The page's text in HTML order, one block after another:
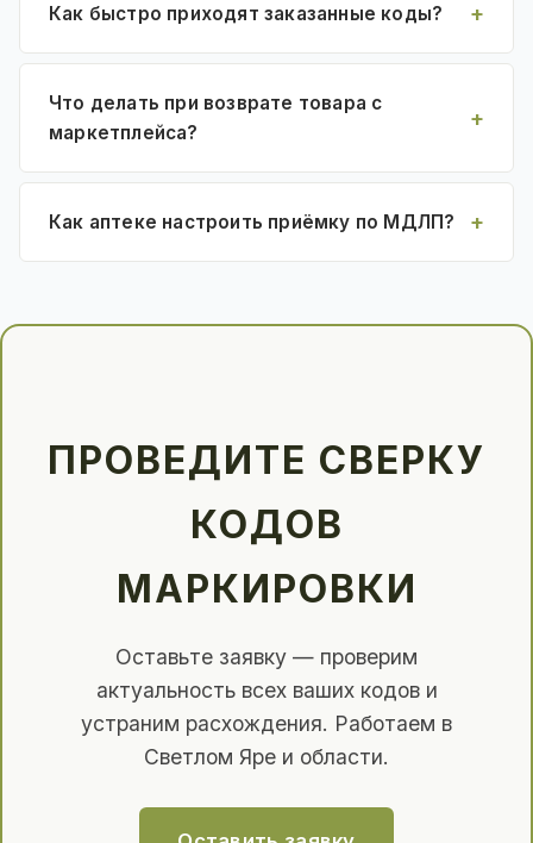
Как быстро приходят заказанные коды?
Что делать при возврате товара с
маркетплейса?
Как аптеке настроить приёмку по МДЛП?
ПРОВЕДИТЕ СВЕРКУ
КОДОВ
МАРКИРОВКИ
Оставьте заявку — проверим
актуальность всех ваших кодов и
устраним расхождения. Работаем в
Светлом Яре и области.